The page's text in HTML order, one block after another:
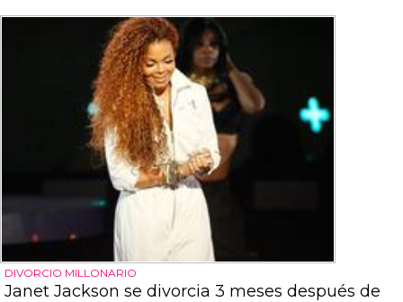
DIVORCIO MILLONARIO
Janet Jackson se divorcia 3 meses después de